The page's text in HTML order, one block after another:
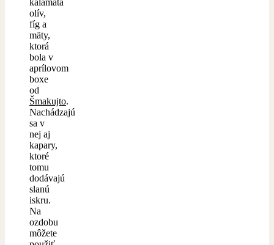
olív,
fíg a
mäty,
ktorá
bola v
aprílovom
boxe
od
Šmakujto.
Nachádzajú
sa v
nej aj
kapary,
ktoré
tomu
dodávajú
slanú
iskru.
Na
ozdobu
môžete